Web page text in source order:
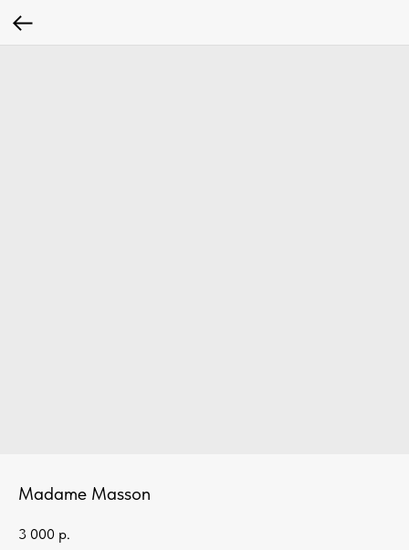
Madame Masson
3 000 р.